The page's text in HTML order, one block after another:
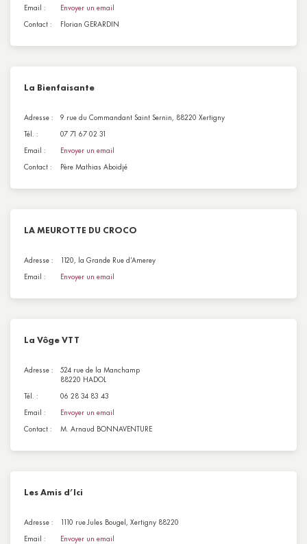
Email :
Envoyer un email
Contact :
Florian GERARDIN
La Bienfaisante
Adresse :
9 rue du Commandant Saint Sernin, 88220 Xertigny
Tél. :
07 71 67 02 31
Email :
Envoyer un email
Contact :
Père Mathias Aboidjé
LA MEUROTTE DU CROCO
Adresse :
1120, la Grande Rue d’Amerey
Email :
Envoyer un email
La Vôge VTT
Adresse :
524 rue de la Manchamp
88220 HADOL
Tél. :
06 28 34 83 43
Email :
Envoyer un email
Contact :
M. Arnaud BONNAVENTURE
Les Amis d’Ici
Adresse :
1110 rue Jules Bougel, Xertigny 88220
Email :
Envoyer un email